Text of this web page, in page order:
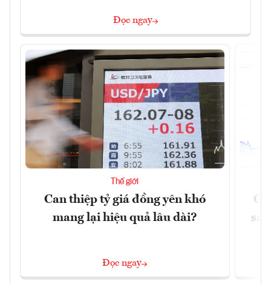
Đọc ngay
Thế giới
Can thiệp tỷ giá đồng yên khó
mang lại hiệu quả lâu dài?
Đọc ngay